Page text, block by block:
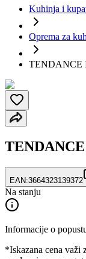
Kuhinja i
Oprema za
TENDANCE
TENDANCE
EAN:3664323139372
Na stanju
Informacije o
*Iskazana cena važi